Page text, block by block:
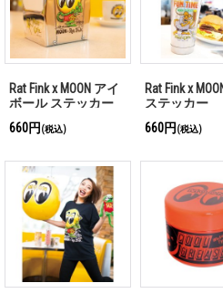
Rat Fink x MOON アイ
ボール ステッカー
660円 (税込)
Rat Fink x
ステッカー
660円 (税込)